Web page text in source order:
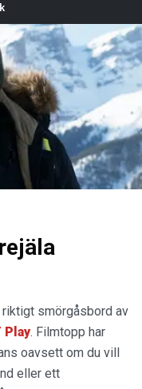
riktigt smörgåsbord av
Play. Filmtopp har
oavsett om du vill
eller ett